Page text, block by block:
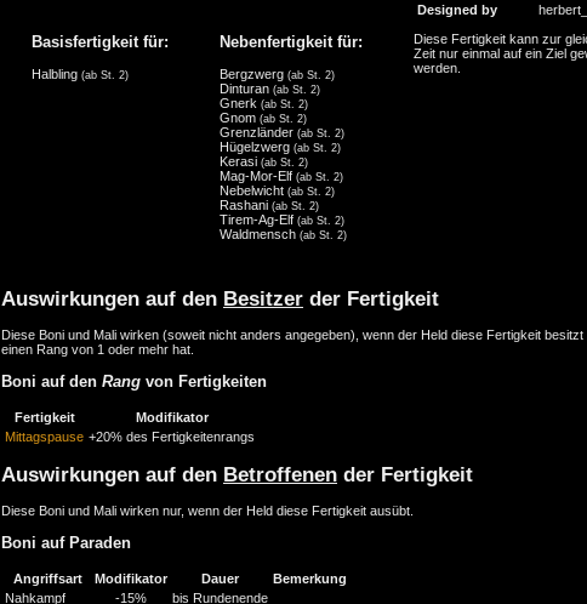
Basisfertigkeit für:
Halbling (ab St. 2)
Nebenfertigkeit für:
Bergzwerg (ab St. 2)
Dinturan (ab St. 2)
Gnerk (ab St. 2)
Gnom (ab St. 2)
Grenzländer (ab St. 2)
Hügelzwerg (ab St. 2)
Kerasi (ab St. 2)
Mag-Mor-Elf (ab St. 2)
Nebelwicht (ab St. 2)
Rashani (ab St. 2)
Tirem-Ag-Elf (ab St. 2)
Waldmensch (ab St. 2)
Designed by
herbert_
Diese Fertigkeit kann zur
Zeit nur einmal auf ein Ziel
werden.
Auswirkungen auf den Besitzer der Fertigkeit
Diese Boni und Mali wirken (soweit nicht anders angegeben), wenn der Held diese Fertigkeit besitzt
einen Rang von 1 oder mehr hat.
Boni auf den Rang von Fertigkeiten
Fertigkeit
Modifikator
Mittagspause +20% des Fertigkeitenrangs
Auswirkungen auf den Betroffenen der Fertigkeit
Diese Boni und Mali wirken nur, wenn der Held diese Fertigkeit ausübt.
Boni auf Paraden
Angriffsart Modifikator Dauer
Bemerkung
Nahkampf
-15% bis Rundenende